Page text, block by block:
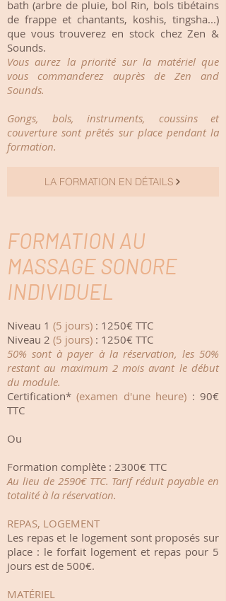
bath (arbre de pluie, bol Rin, bols tibétains
de frappe et chantants, koshis, tingsha...)
que vous trouverez en stock chez Zen &
Sounds.
Vous aurez la priorité sur la matériel que
vous commanderez auprès de Zen and
Sounds.
Gongs, bols, instruments, coussins et
couverture sont prêtés sur place pendant la
formation.
LA FORMATION EN DÉTAILS
FORMATION AU
MASSAGE SONORE
INDIVIDUEL
Niveau 1 (5 jours) : 1250€ TTC
Niveau 2 (5 jours) : 1250€ TTC
50% sont à payer à la réservation, les 50%
restant au maximum 2 mois avant le début
du module.
Certification*(examen d'une heure) : 90€
TTC
Ou
Formation complète : 2300€ TTC
Au lieu de 2590€ TTC. Tarif réduit payable en
totalité à la réservation.
REPAS, LOGEMENT
Les repas et le logement sont proposés sur
place : le forfait logement et repas pour 5
jours est de 500€.
MATÉRIEL